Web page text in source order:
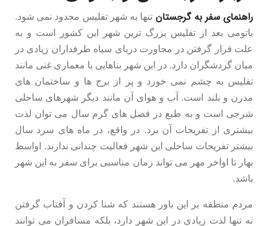
راهنمای سفر به گرجستان تنها به شهر تفلیس محدود نمی شود.
باتومی بعد از تفلیس بزرگ ترین شهر این کشور است و به
علت قرار گرفتن در مجاورت دریای سیاه طرفداران زیادی در
میان گردشگران دارد. در این شهر بناهایی با معماری غنی مانند
تفلیس به چشم نمی خورد و پر از برج ها و ساختمان های
مدرن و بلند است. آب و هوای آن مانند دیگر شهرهای ساحلی
شرجی است و به طبع در فصل های گرم سال می توان لذت
بیشتری از تفریحات آن برد. در واقع، در ماه های سرد سال
بیشتر تفریحات ساحلی این شهر فعالیت چندانی ندارند. اواسط
بهار تا اواخر مهر می تواند زمان مناسبی برای سفر به این شهر
باشد.
مردم منطقه بر این باور هستند که شنا کردن و آفتاب گرفتن
نه تنها لذت زیادی در این شهر دارد، بلکه مسافران می توانند